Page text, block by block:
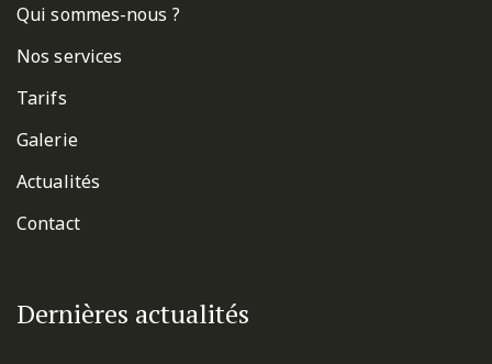
Qui sommes-nous ?
Nos services
Tarifs
Galerie
Actualités
Contact
Dernières actualités